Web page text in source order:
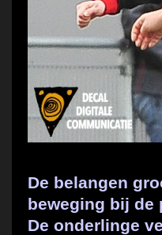
De belangen
beweging bij de
De onderlinge